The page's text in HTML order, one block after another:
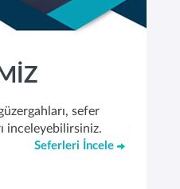
sefer
inceleyebilirsiniz.
Seferleri İncele